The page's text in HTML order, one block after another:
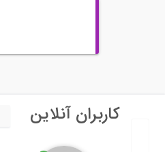
کاربران آنلاین